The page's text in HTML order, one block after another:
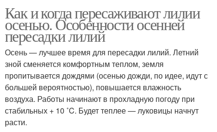
Как и когда пересаживают лилии
осенью. Особенности осенней
пересадки лилий
Осень — лучшее время для пересадки лилий. Летний
зной сменяется комфортным теплом, земля
пропитывается дождями (осенью дожди, по идее, идут с
большей вероятностью), повышается влажность
воздуха. Работы начинают в прохладную погоду при
стабильных + 10 ˚C. Будет теплее — луковицы начнут
расти.